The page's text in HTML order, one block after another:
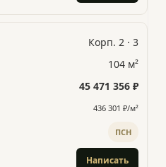
Корп. 2 · 3
104 м²
45 471 356 ₽
436 301 ₽/м²
ПСН
Написать